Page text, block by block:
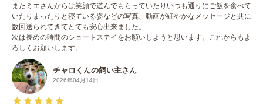
またミエさんからは笑顔で遊んでもらっていたりいつも通りにご飯を食べて
いたりまったりと寝ている姿などの写真、動画が細やかなメッセージと共に
数回送られてきてとても安心出来ました。
次は長めの時間のショートステイをお願いしようと思います。これからもよ
ろしくお願いします。
チャロくんの飼い主さん
2026年04月14日